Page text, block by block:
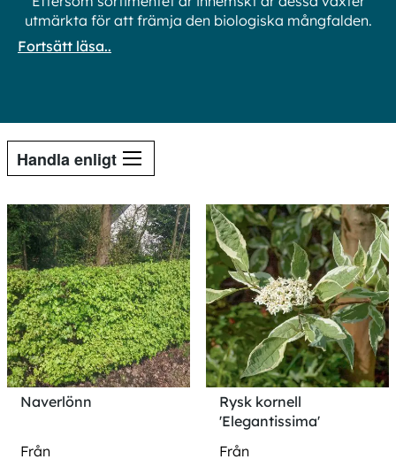
utmärkta för att främja den biologiska mångfalden.
Fortsätt läsa..
Naverlönn
Från
Rysk kornell
'Elegantissima'
Från
Handla enligt